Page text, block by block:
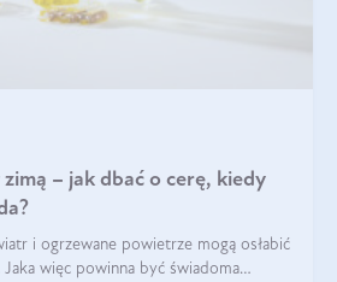
– jak dbać o cerę, kiedy
i ogrzewane powietrze mogą osłabić
więc powinna być świadoma